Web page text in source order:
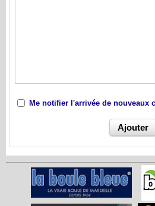
Me notifier l'arrivée de nouveaux